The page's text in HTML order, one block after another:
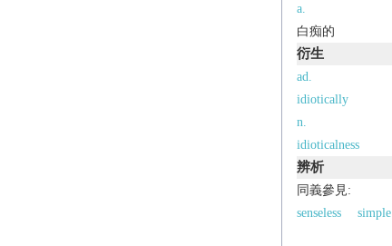
a.
白痴的
衍生
ad.
idiotically
n.
idioticalness
辨析
同義參見:
senseless
simple